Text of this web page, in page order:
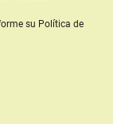
su Política de